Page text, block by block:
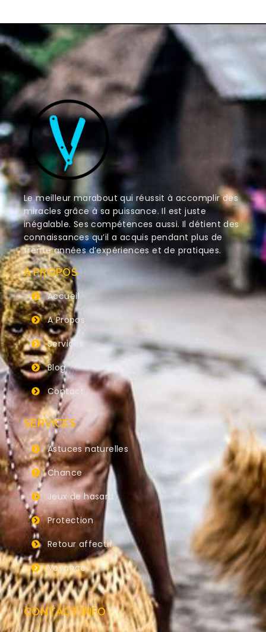
Le meilleur marabout qui réussit à accomplir des
miracles grâce à sa puissance. Il est juste
inégalable. Ses compétences aussi. Il détient des
connaissances qu’il a acquis pendant plus de
trente années d’expériences et de pratiques.
A PROPOS
Accueil
A Propos
Services
Blog
Contact
SERVICES
Astuces naturelles
Chance
Jeux de hasard
Protection
Retour affectif
Voyance
CONTACT INFO